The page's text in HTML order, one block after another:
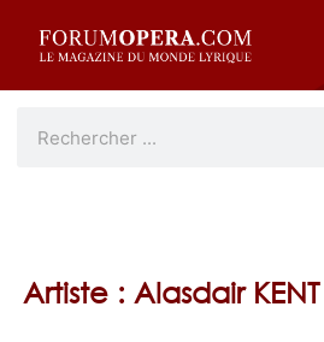
Artiste : Alasdair KENT